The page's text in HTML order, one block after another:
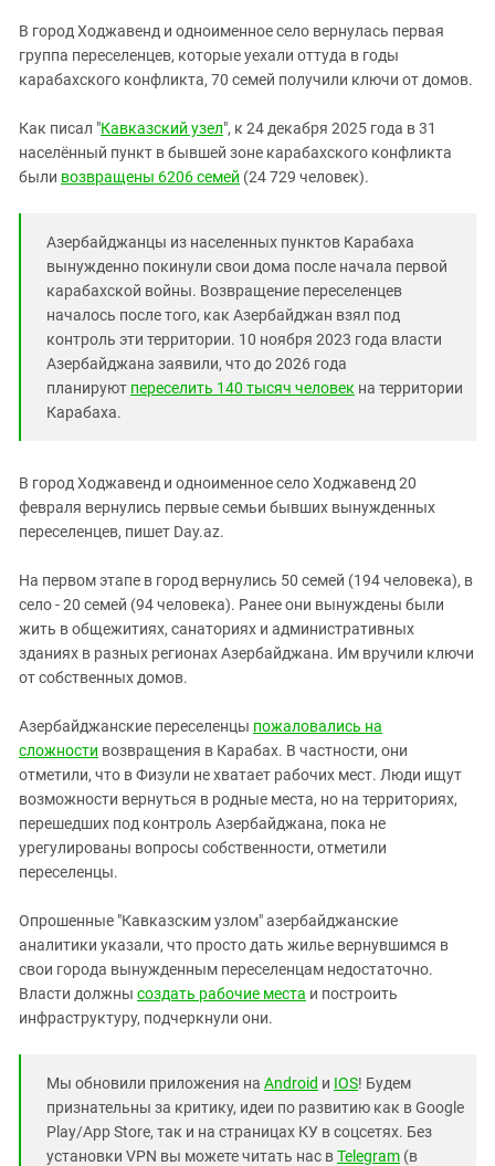
КАВКАЗ ЗА ПАЛЕСТИНУ
ИНАКОМЫСЛИЕ В ЧЕЧНЕ
ПРЕСЛЕДОВАНИЕ АКТИВИСТОВ
Ингушетия
Кабардино-Балкария
Калмыкия
Карачаево-Черкесия
Краснодарский край
Ростовская область
Северная Осетия - Алания
СКФО
Ставропольский край
ЮФО
В город Ходжавенд и одноименное село вернулась первая
группа переселенцев, которые уехали оттуда в годы
карабахского конфликта, 70 семей получили ключи от домов.
Как писал "Кавказский узел", к 24 декабря 2025 года в 31
населённый пункт в бывшей зоне карабахского конфликта
были возвращены 6206 семей (24 729 человек).
Азербайджанцы из населенных пунктов Карабаха
вынужденно покинули свои дома после начала первой
карабахской войны. Возвращение переселенцев
началось после того, как Азербайджан взял под
контроль эти территории. 10 ноября 2023 года власти
Азербайджана заявили, что до 2026 года
планируют переселить 140 тысяч человек на территории
Карабаха.
В город Ходжавенд и одноименное село Ходжавенд 20
февраля вернулись первые семьи бывших вынужденных
переселенцев, пишет Day.az.
На первом этапе в город вернулись 50 семей (194 человека), в
село - 20 семей (94 человека). Ранее они вынуждены были
жить в общежитиях, санаториях и административных
зданиях в разных регионах Азербайджана. Им вручили ключи
от собственных домов.
Азербайджанские переселенцы пожаловались на
сложности возвращения в Карабах. В частности, они
отметили, что в Физули не хватает рабочих мест. Люди ищут
возможности вернуться в родные места, но на территориях,
перешедших под контроль Азербайджана, пока не
урегулированы вопросы собственности, отметили
переселенцы.
Опрошенные "Кавказским узлом" азербайджанские
аналитики указали, что просто дать жилье вернувшимся в
свои города вынужденным переселенцам недостаточно.
Власти должны создать рабочие места и построить
инфраструктуру, подчеркнули они.
Мы обновили приложения на Android и IOS! Будем
признательны за критику, идеи по развитию как в Google
Play/App Store, так и на страницах КУ в соцсетях. Без
установки VPN вы можете читать нас вTelegram (в